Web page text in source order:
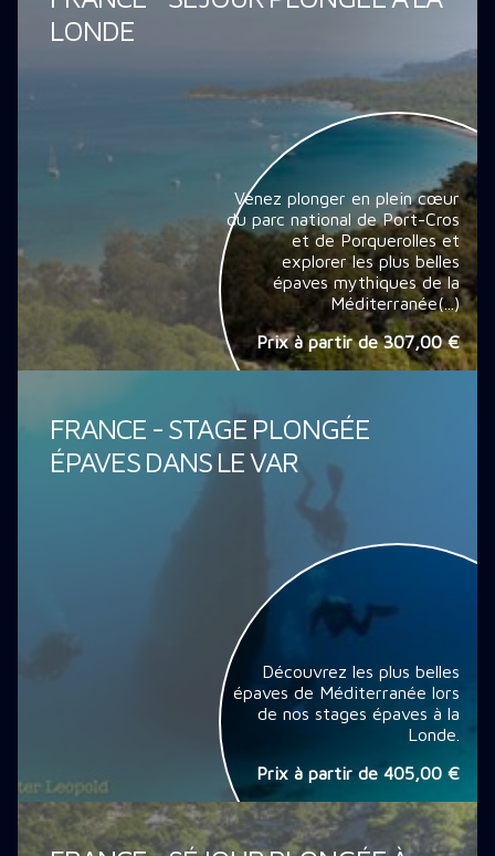
LONDE
Venez plonger en plein cœur
du parc national de Port-Cros
et de Porquerolles et
explorer les plus belles
épaves mythiques de la
Méditerranée(...)
Prix à partir de307,00 €
FRANCE - STAGE PLONGÉE
ÉPAVES DANS LE VAR
Découvrez les plus belles
épaves de Méditerranée lors
de nos stages épaves à la
Londe.
Prix à partir de405,00 €